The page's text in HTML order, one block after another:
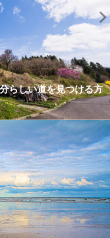
らしい道を見つける方
なたへ。実際に使って
ていました〜
調整器）のせいなの？
波動調整器について
思う